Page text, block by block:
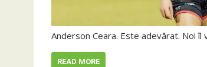
Anderson Ceara. Este adevărat. Noi îl
READ MORE